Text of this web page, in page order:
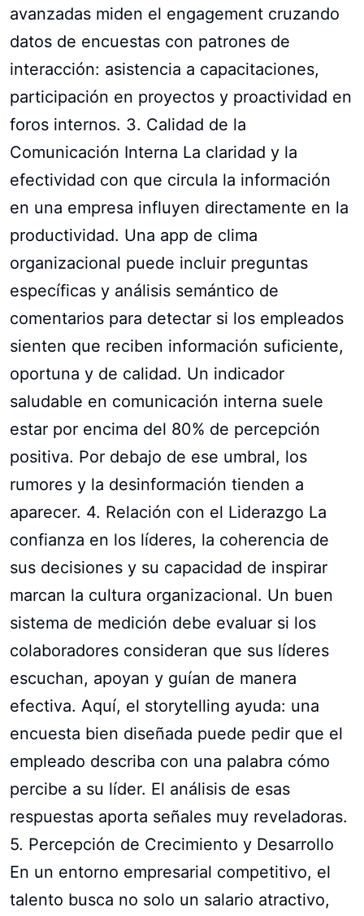
avanzadas miden el engagement cruzando
datos de encuestas con patrones de
interacción: asistencia a capacitaciones,
participación en proyectos y proactividad en
foros internos. 3. Calidad de la
Comunicación Interna La claridad y la
efectividad con que circula la información
en una empresa influyen directamente en la
productividad. Una app de clima
organizacional puede incluir preguntas
específicas y análisis semántico de
comentarios para detectar si los empleados
sienten que reciben información suficiente,
oportuna y de calidad. Un indicador
saludable en comunicación interna suele
estar por encima del 80% de percepción
positiva. Por debajo de ese umbral, los
rumores y la desinformación tienden a
aparecer. 4. Relación con el Liderazgo La
confianza en los líderes, la coherencia de
sus decisiones y su capacidad de inspirar
marcan la cultura organizacional. Un buen
sistema de medición debe evaluar si los
colaboradores consideran que sus líderes
escuchan, apoyan y guían de manera
efectiva. Aquí, el storytelling ayuda: una
encuesta bien diseñada puede pedir que el
empleado describa con una palabra cómo
percibe a su líder. El análisis de esas
respuestas aporta señales muy reveladoras.
5. Percepción de Crecimiento y Desarrollo
En un entorno empresarial competitivo, el
talento busca no solo un salario atractivo,